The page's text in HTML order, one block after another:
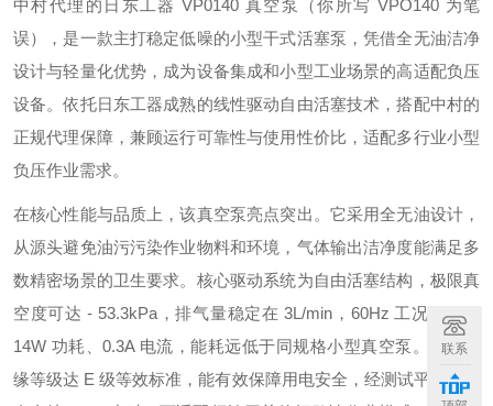
中村代理的日东工器 VP0140 真空泵（你所写 VPO140 为笔
误），是一款主打稳定低噪的小型干式活塞泵，凭借全无油洁净
设计与轻量化优势，成为设备集成和小型工业场景的高适配负压
设备。依托日东工器成熟的线性驱动自由活塞技术，搭配中村的
正规代理保障，兼顾运行可靠性与使用性价比，适配多行业小型
负压作业需求。
在核心性能与品质上，该真空泵亮点突出。它采用全无油设计，
从源头避免油污污染作业物料和环境，气体输出洁净度能满足多
数精密场景的卫生要求。核心驱动系统为自由活塞结构，极限真
空度可达 - 53.3kPa，排气量稳定在 3L/min，60Hz 工况下仅需
14W 功耗、0.3A 电流，能耗远低于同规格小型真空泵。线圈绝
缘等级达 E 级等效标准，能有效保障用电安全，经测试平均使用
联系